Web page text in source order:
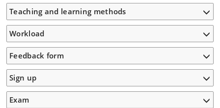
Teaching and learning methods
Workload
Feedback form
Sign up
Exam